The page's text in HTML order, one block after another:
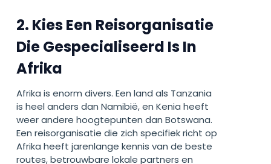
2. Kies Een Reisorganisatie
Die Gespecialiseerd Is In
Afrika
Afrika is enorm divers. Een land als Tanzania
is heel anders dan Namibië, en Kenia heeft
weer andere hoogtepunten dan Botswana.
Een reisorganisatie die zich specifiek richt op
Afrika heeft jarenlange kennis van de beste
routes, betrouwbare lokale partners en